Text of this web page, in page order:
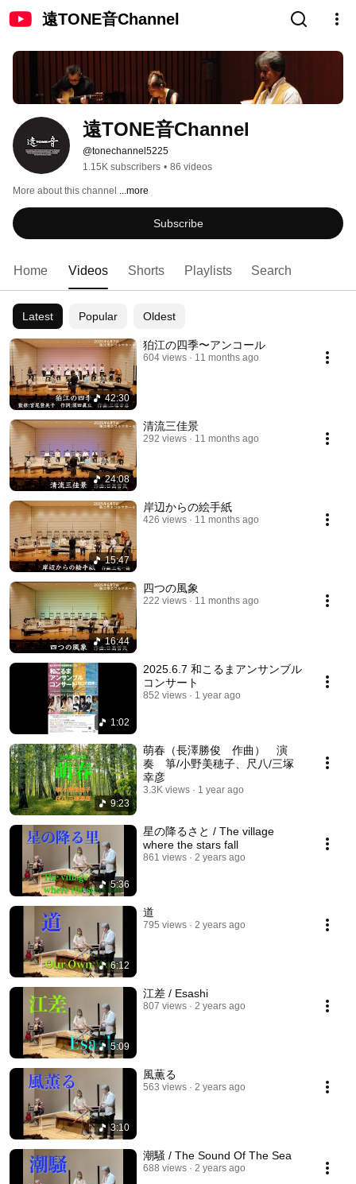
遠TONE音Channel
遠TONE音Channel
@tonechannel5225
1.15K subscribers • 86 videos
More about this channel ...more
Subscribe
Home Videos Shorts Playlists Search
Latest Popular Oldest
42:30
狛江の四季〜アンコール
604 views 11 months ago
24:08
清流三佳景
292 views 11 months ago
15:47
岸辺からの絵手紙
426 views 11 months ago
16:44
四つの風象
222 views 11 months ago
1:02
2025.6.7 和こるまアンサンブル
コンサート
852 views 1 year ago
9:23
萌春（長澤勝俊 作曲） 演
奏 箏/小野美穂子、尺八/三塚
幸彦
3.3K views 1 year ago
5:36
星の降るさと / The village
where the stars fall
861 views 2 years ago
6:12
道
795 views 2 years ago
5:09
江差 / Esashi
807 views 2 years ago
3:10
風薫る
563 views 2 years ago
潮騒 / The Sound Of The Sea
688 views 2 years ago